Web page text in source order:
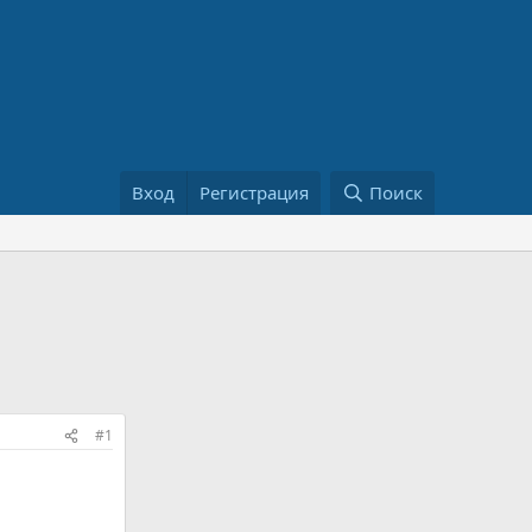
Вход Регистрация Поиск
#1